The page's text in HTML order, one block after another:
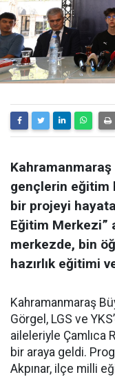
gençlerin eğitim
bir projeyi
Eğitim Merkezi”
merkezde, bin
hazırlık eğitimi
Kahramanmaraş
Görgel, LGS ve
aileleriyle Çamlıca
bir araya geldi.
Akpınar, ilçe milli